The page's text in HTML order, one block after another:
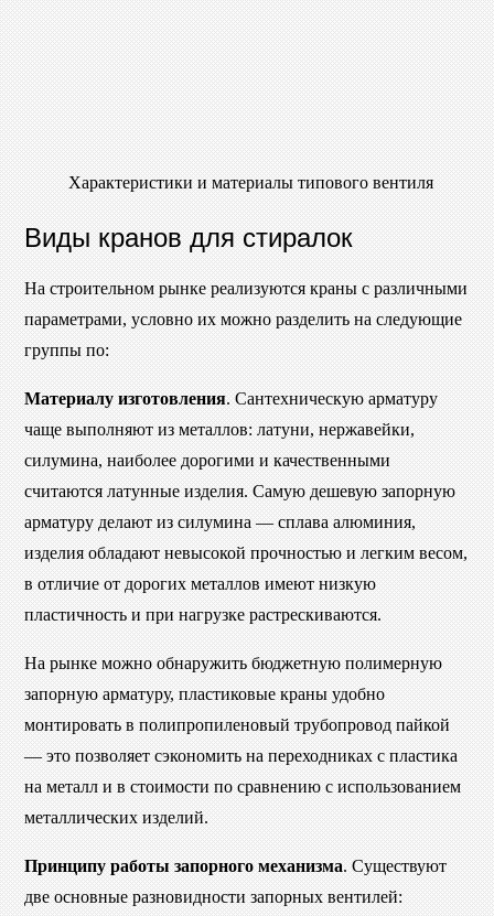
Характеристики и материалы типового вентиля
Виды кранов для стиралок
На строительном рынке реализуются краны с различными
параметрами, условно их можно разделить на следующие
группы по:
Материалу изготовления. Сантехническую арматуру
чаще выполняют из металлов: латуни, нержавейки,
силумина, наиболее дорогими и качественными
считаются латунные изделия. Самую дешевую запорную
арматуру делают из силумина — сплава алюминия,
изделия обладают невысокой прочностью и легким весом,
в отличие от дорогих металлов имеют низкую
пластичность и при нагрузке растрескиваются.
На рынке можно обнаружить бюджетную полимерную
запорную арматуру, пластиковые краны удобно
монтировать в полипропиленовый трубопровод пайкой
— это позволяет сэкономить на переходниках с пластика
на металл и в стоимости по сравнению с использованием
металлических изделий.
Принципу работы запорного механизма. Существуют
две основные разновидности запорных вентилей: